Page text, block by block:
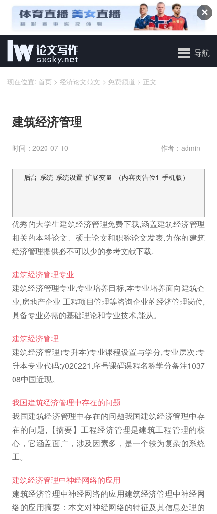
✕
导航
现在位置: 首页 > 经济论文范文 > 免费频道 > 正文
建筑经济管理
时间：2020-07-10 作者：admin
后台-系统-系统设置-扩展变量-（内容页告位1-手机版）
优秀的大学生建筑经济管理免费下载,涵盖建筑经济管理
相关的本科论文、硕士论文和职称论文发表,为你的建筑
经济管理提供必不可以少的参考文献下载.
建筑经济管理专业
建筑经济管理专业,专业培养目标,本专业培养面向建筑企
业,房地产企业,工程项目管理等咨询企业的经济管理岗位,
具备专业必需的基础理论和专业技术,能从。
建筑经济管理
建筑经济管理(专升本)专业课程设置与学分,专业层次:专
升本专业代码:y020221,序号课码课程名称学分备注1037
08中国近现。
我国建筑经济管理中存在的问题
我国建筑经济管理中存在的问题我国建筑经济管理中存
在的问题,【摘要】工程经济管理是建筑工程管理的核
心，它涵盖面广，涉及因素多，是一个较为复杂的系统
工。
建筑经济管理中神经网络的应用
建筑经济管理中神经网络的应用建筑经济管理中神经网
络的应用摘要：本文对神经网络的特征及其信息处理的